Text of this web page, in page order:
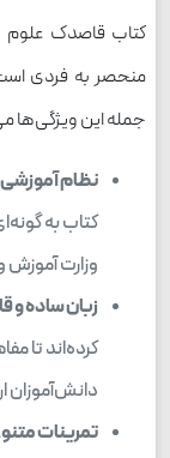
کتاب قاصدک علوم
منحصر به فردی است
جمله این ویژگی‌ها
نظام
کتاب به
وزارت
زبان ساده و
کرده‌اند تا
دانش‌آموزان
تمرینات